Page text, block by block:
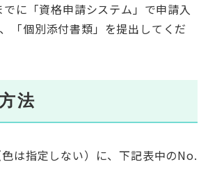
に「資格申請システム」で申請入
「個別添付書類」を提出してくだ
法
は指定しない）に、下記表中のNo.